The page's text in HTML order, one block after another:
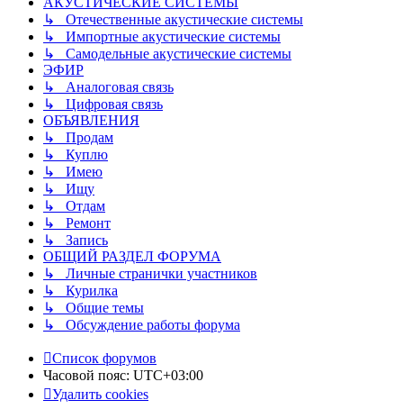
↳ Отечественные акустические системы
↳ Импортные акустические системы
↳ Самодельные акустические системы
ЭФИР
↳ Аналоговая связь
↳ Цифровая связь
ОБЪЯВЛЕНИЯ
↳ Продам
↳ Куплю
↳ Имею
↳ Ищу
↳ Отдам
↳ Ремонт
↳ Запись
ОБЩИЙ РАЗДЕЛ ФОРУМА
↳ Личные странички участников
↳ Курилка
↳ Общие темы
↳ Обсуждение работы форума
Список форумов
Часовой пояс: UTC+03:00
Удалить cookies